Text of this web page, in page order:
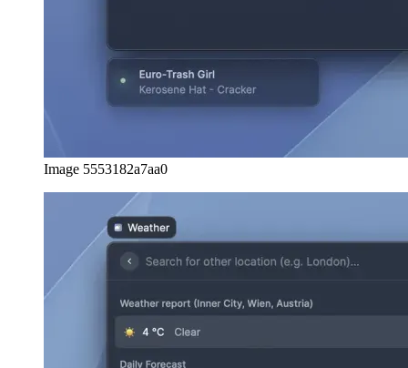
Παλέτα εντολών Github
γρήγορες ενέργειες στο Github